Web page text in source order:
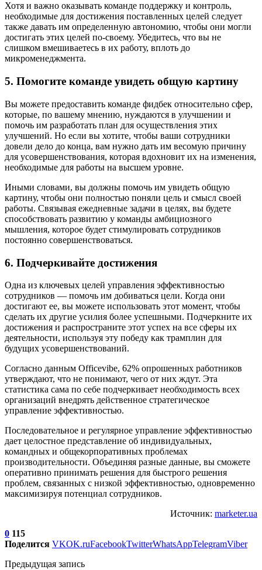
Хотя и важно оказывать команде поддержку и контроль,
необходимые для достижения поставленных целей следует
также давать им определенную автономию, чтобы они могли
достигать этих целей по-своему. Убедитесь, что вы не
слишком вмешиваетесь в их работу, вплоть до
микроменеджмента.
5. Помогите команде увидеть общую картину
Вы можете предоставить команде фидбек относительно сфер,
которые, по вашему мнению, нуждаются в улучшении и
помочь им разработать план для осуществления этих
улучшений. Но если вы хотите, чтобы ваши сотрудники
довели дело до конца, вам нужно дать им весомую причину
для усовершенствования, которая вдохновит их на изменения,
необходимые для работы на высшем уровне.
Иными словами, вы должны помочь им увидеть общую
картину, чтобы они полностью поняли цель и смысл своей
работы. Связывая ежедневные задачи в целях, вы будете
способствовать развитию у команды амбициозного
мышления, которое будет стимулировать сотрудников
постоянно совершенствоваться.
6. Подчеркивайте достижения
Одна из ключевых целей управления эффективностью
сотрудников — помочь им добиваться цели. Когда они
достигают ее, вы можете использовать этот момент, чтобы
сделать их другие усилия более успешными. Подчеркните их
достижения и распространите этот успех на все сферы их
деятельности, используя эту победу как трамплин для
будущих усовершенствований.
Согласно данным Officevibe, 62% опрошенных работников
утверждают, что не понимают, чего от них ждут. Эта
статистика сама по себе подчеркивает необходимость всех
организаций внедрять действенное стратегическое
управление эффективностью.
Последовательное и регулярное управление эффективностью
дает целостное представление об индивидуальных,
командных и общекорпоративных проблемах
производительности. Объединяя разные данные, вы сможете
оперативно принимать решения для быстрого решения
проблем, связанных с низкой эффективностью, одновременно
максимизируя потенциал сотрудников.
Источник: marketer.ua
0 115
Поделится VKOK.ruFacebookTwitterWhatsAppTelegramViber
Предыдущая запись